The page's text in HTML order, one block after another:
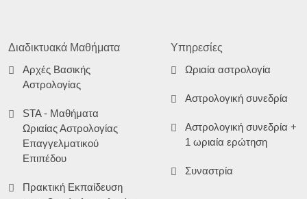
Διαδικτυακά Μαθήματα
Αρχές Βασικής
Αστρολογίας
STA - Μαθήματα
Ωριαίας Αστρολογίας
Επαγγελματικού
Επιπέδου
Πρακτική Εκπαίδευση
Υπηρεσίες
Ωριαία αστρολογία
Αστρολογική συνεδρία
Αστρολογική συνεδρία +
1 ωριαία ερώτηση
Συναστρία